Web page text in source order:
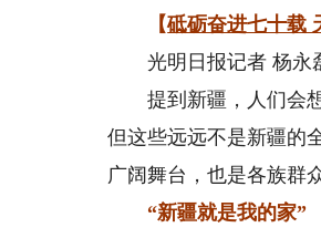
【砥砺奋进七十载
光明日报记者 杨永
提到新疆，人们会想
但这些远远不是新疆的
广阔舞台，也是各族群
“新疆就是我的家”